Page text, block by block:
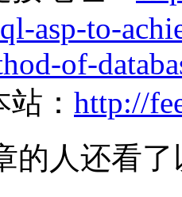
asp-to-
of-
： http://
的人还看